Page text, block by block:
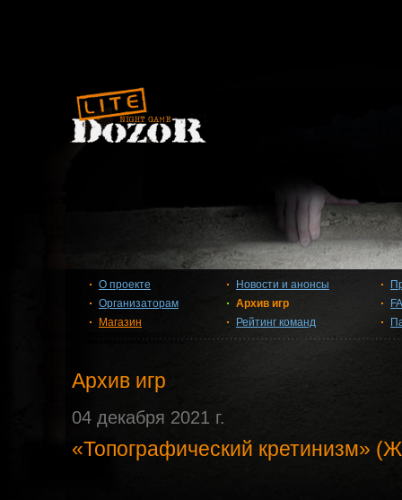
О проекте
Организаторам
Магазин
Новости и анонсы
Архив игр
Рейтинг команд
Архив игр
04 декабря 2021 г.
«Топографический кретинизм»